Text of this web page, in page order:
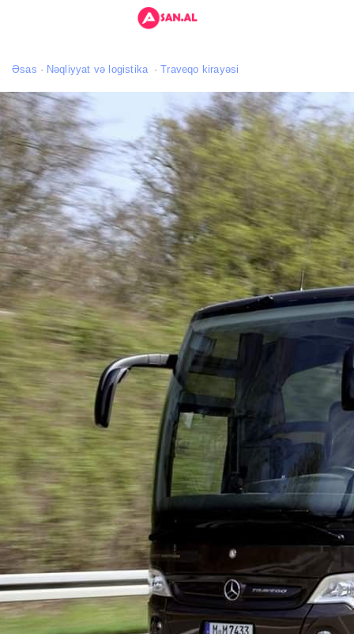
Əsas Nəqliyyat və logistika Traveqo kirayəsi